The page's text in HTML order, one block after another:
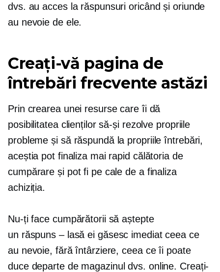
dvs. au acces la răspunsuri oricând și oriunde
au nevoie de ele.
Creați-vă pagina de
întrebări frecvente astăzi
Prin crearea unei resurse care îi dă
posibilitatea clienților să-și rezolve propriile
probleme și să răspundă la propriile întrebări,
aceștia pot finaliza mai rapid călătoria de
cumpărare și pot fi pe cale de a finaliza
achiziția.
Nu-ți face cumpărătorii să aștepte
un răspuns – lasă ei găsesc imediat ceea ce
au nevoie, fără întârziere, ceea ce îi poate
duce departe de magazinul dvs. online. Creați-